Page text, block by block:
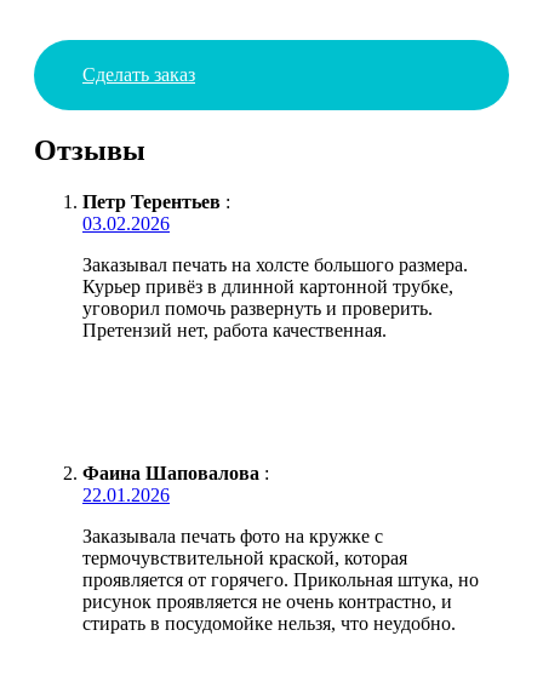
Сделать заказ
Отзывы
Петр Терентьев :
03.02.2026
Заказывал печать на холсте большого размера.
Курьер привёз в длинной картонной трубке,
уговорил помочь развернуть и проверить.
Претензий нет, работа качественная.
Фаина Шаповалова :
22.01.2026
Заказывала печать фото на кружке с
термочувствительной краской, которая
проявляется от горячего. Прикольная штука, но
рисунок проявляется не очень контрастно, и
стирать в посудомойке нельзя, что неудобно.